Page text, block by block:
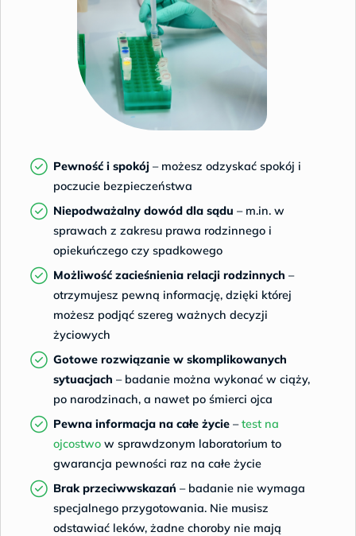
Pewność i spokój – możesz odzyskać spokój i
poczucie bezpieczeństwa
Niepodważalny dowód dla sądu – m.in. w
sprawach z zakresu prawa rodzinnego i
opiekuńczego czy spadkowego
Możliwość zacieśnienia relacji rodzinnych –
otrzymujesz pewną informację, dzięki której
możesz podjąć szereg ważnych decyzji
życiowych
Gotowe rozwiązanie w skomplikowanych
sytuacjach – badanie można wykonać w ciąży,
po narodzinach, a nawet po śmierci ojca
Pewna informacja na całe życie –test na
ojcostwo w sprawdzonym laboratorium to
gwarancja pewności raz na całe życie
Brak przeciwwskazań – badanie nie wymaga
specjalnego przygotowania. Nie musisz
odstawiać leków, żadne choroby nie mają